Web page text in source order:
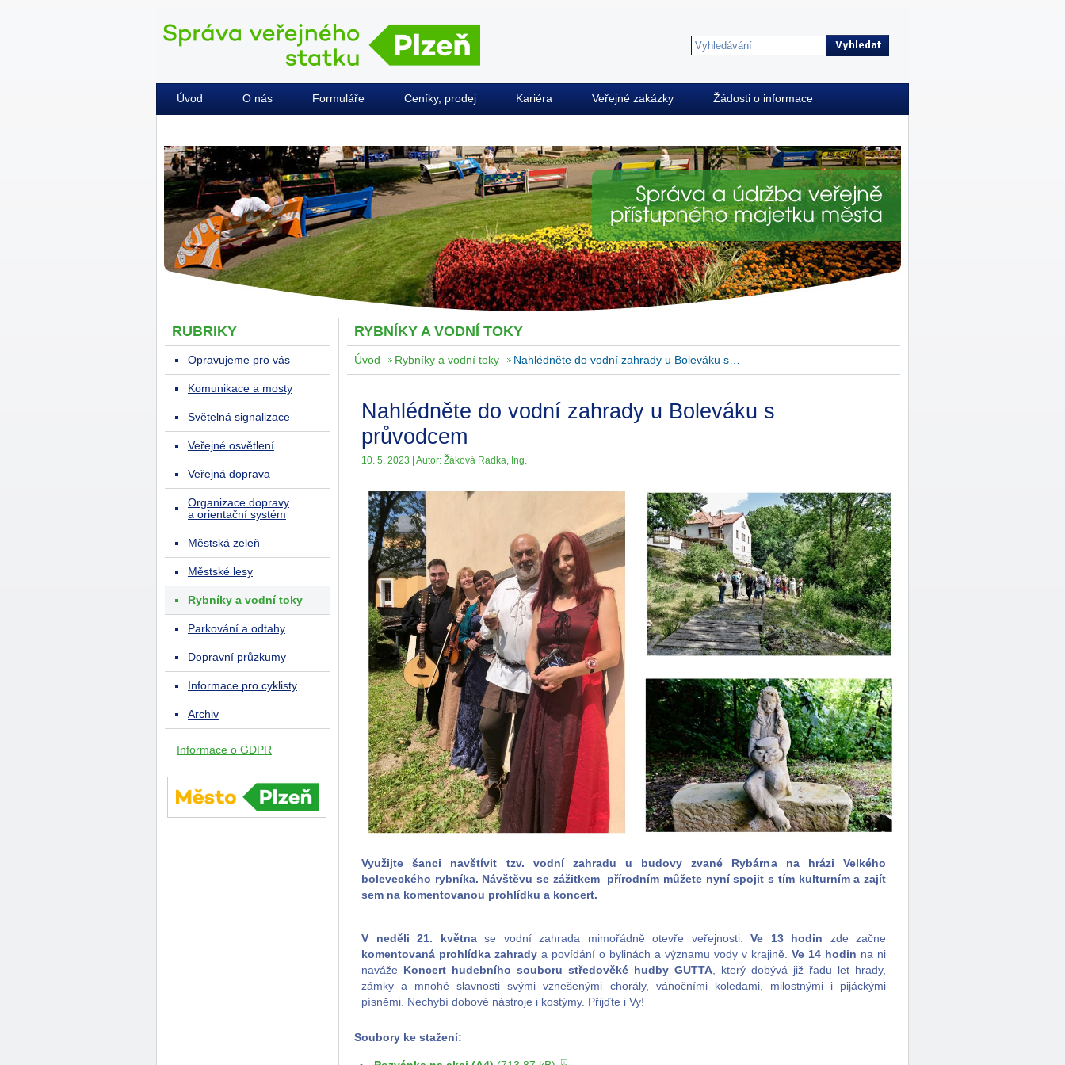
Úvod O nás Formuláře Ceníky, prodej Kariéra Veřejné zakázky Žádosti o informace
RYBNÍKY A VODNÍ TOKY
Úvod Rybníky a vodní toky Nahlédněte do vodní zahrady u Boleváku s…
Nahlédněte do vodní zahrady u Boleváku s
průvodcem
10. 5. 2023 | Autor: Žáková Radka, Ing.
Využijte šanci navštívit tzv. vodní zahradu u budovy zvané Rybárna na hrázi Velkého
boleveckého rybníka. Návštěvu se zážitkem přírodním můžete nyní spojit s tím kulturním a zajít
sem na komentovanou prohlídku a koncert.
V neděli 21. květnase vodní zahrada mimořádně otevře veřejnosti. Ve 13 hodin zde začne
komentovaná prohlídka zahrady a povídání o bylinách a významu vody v krajině. Ve 14 hodin na ni
naváže
Koncert hudebního souboru středověké hudby GUTTA, který dobývá již řadu let hrady,
zámky a mnohé slavnosti svými vznešenými chorály, vánočními koledami, milostnými i pijáckými
písněmi. Nechybí dobové nástroje i kostýmy. Přijďte i Vy!
Soubory ke stažení:
RUBRIKY
Opravujeme pro vás
Komunikace a mosty
Světelná signalizace
Veřejné osvětlení
Veřejná doprava
Organizace dopravy
a orientační systém
Městská zeleň
Městské lesy
Rybníky a vodní toky
Parkování a odtahy
Dopravní průzkumy
Informace pro cyklisty
Archiv
Informace o GDPR